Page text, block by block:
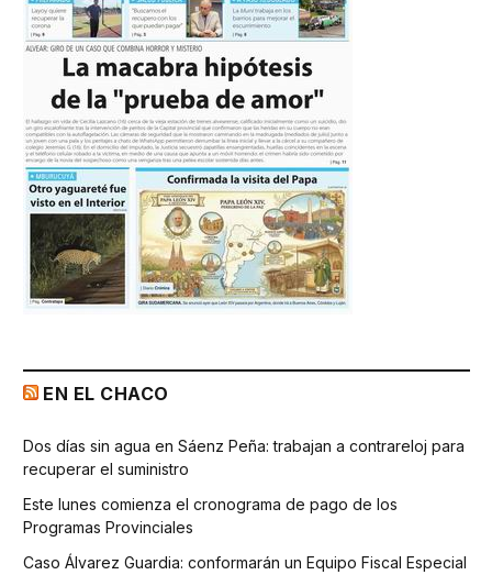
EN EL CHACO
Dos días sin agua en Sáenz Peña: trabajan a contrareloj para
recuperar el suministro
Este lunes comienza el cronograma de pago de los
Programas Provinciales
Caso Álvarez Guardia: conformarán un Equipo Fiscal Especial